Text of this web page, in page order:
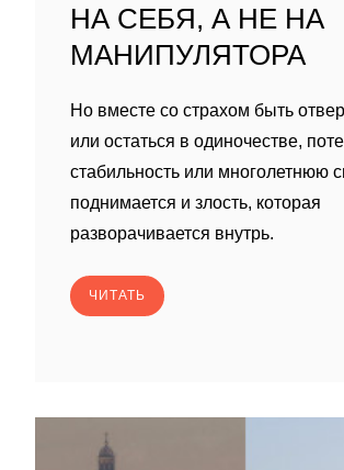
НА СЕБЯ, А НЕ НА
МАНИПУЛЯТОРА
Но вместе со страхом быть
или остаться в одиночестве,
стабильность или многолетнюю
поднимается и злость, которая
разворачивается внутрь.
ЧИТАТЬ